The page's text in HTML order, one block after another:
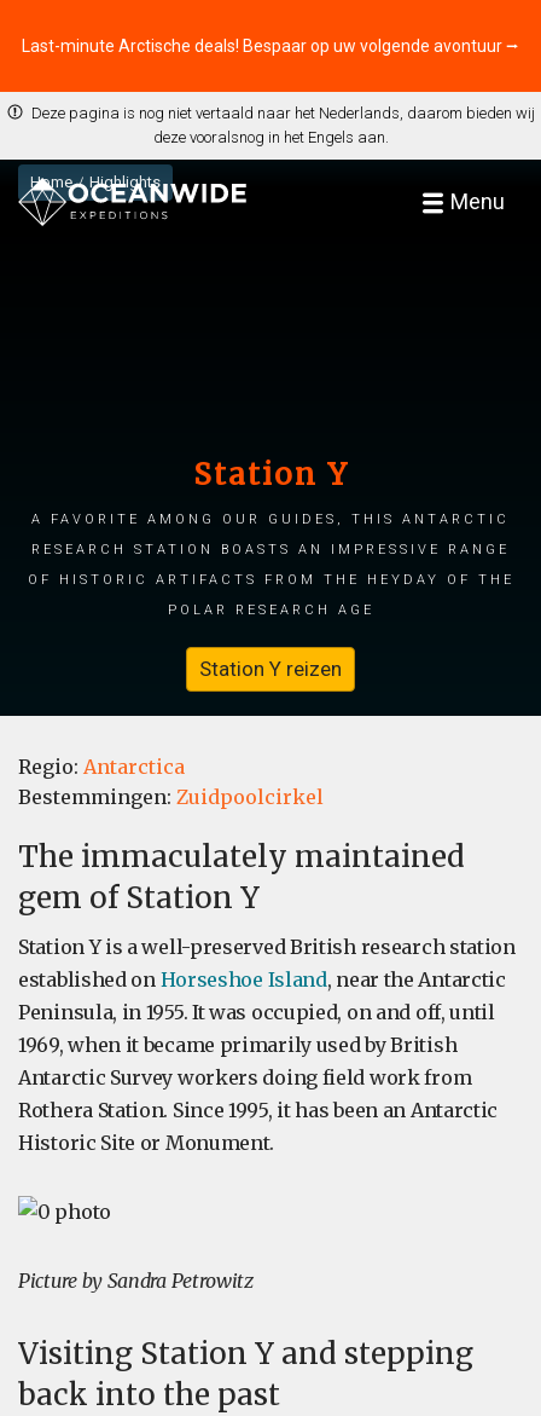
Last-minute Arctische deals! Bespaar op uw volgende avontuur ⭢
Deze pagina is nog niet vertaald naar het Nederlands, daarom bieden wij
deze vooralsnog in het Engels aan.
Menu
Home Highlights
Station Y
A favorite among our guides, this Antarctic
research station boasts an impressive range
of historic artifacts from the heyday of the
polar research age
Station Y reizen
Regio: Antarctica
Bestemmingen: Zuidpoolcirkel
The immaculately maintained
gem of Station Y
Station Y is a well-preserved British research station
established on Horseshoe Island, near the Antarctic
Peninsula, in 1955. It was occupied, on and off, until
1969, when it became primarily used by British
Antarctic Survey workers doing field work from
Rothera Station. Since 1995, it has been an Antarctic
Historic Site or Monument.
Picture by Sandra Petrowitz
Visiting Station Y and stepping
back into the past